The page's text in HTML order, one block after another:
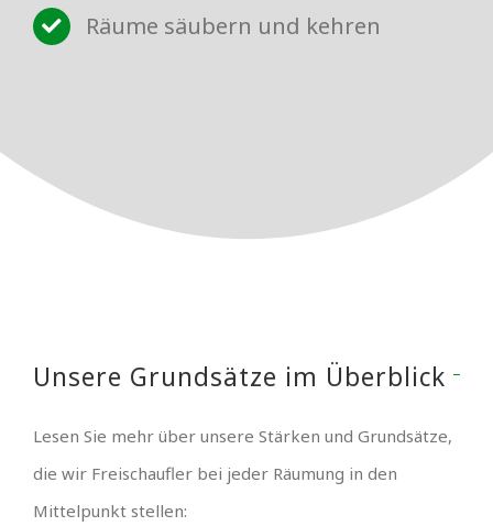
Räume säubern und kehren
Unsere Grundsätze im Überblick
Lesen Sie mehr über unsere Stärken und Grundsätze,
die wir Freischaufler bei jeder Räumung in den
Mittelpunkt stellen: